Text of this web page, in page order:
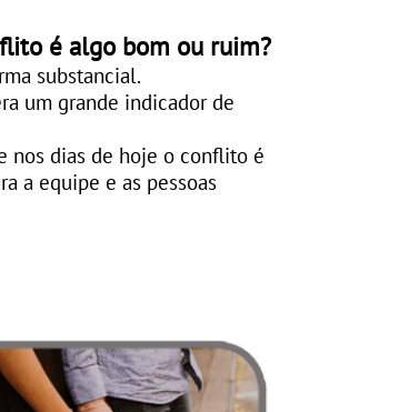
é algo bom ou ruim?
substancial.
um grande indicador de
nos dias de hoje o conflito é
a equipe e as pessoas